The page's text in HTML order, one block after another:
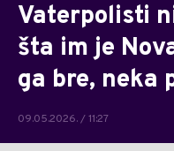
Vaterpolisti
šta im je
ga bre, neka
09.05.2026. / 11:27